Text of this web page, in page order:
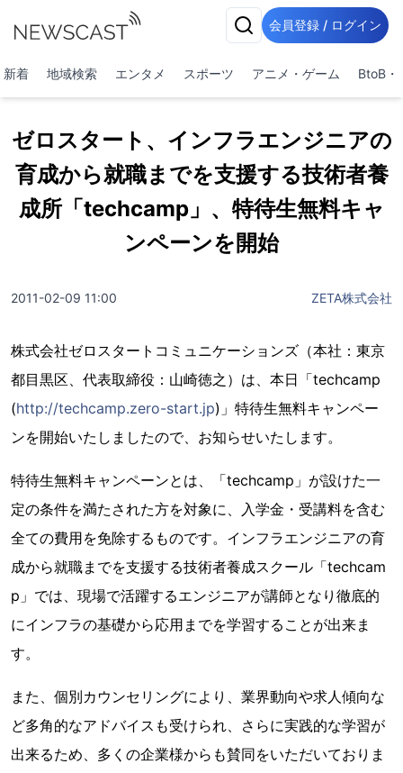
会員登録 / ログイン
新着 地域検索 エンタメ スポーツ アニメ・ゲーム BtoB・
ゼロスタート、インフラエンジニアの
育成から就職までを支援する技術者養
成所「techcamp」、特待生無料キャ
ンペーンを開始
2011-02-09 11:00 ZETA株式会社
株式会社ゼロスタートコミュニケーションズ（本社：東京
都目黒区、代表取締役：山崎徳之）は、本日「techcamp
(http://techcamp.zero-start.jp)」特待生無料キャンペー
ンを開始いたしましたので、お知らせいたします。
特待生無料キャンペーンとは、「techcamp」が設けた一
定の条件を満たされた方を対象に、入学金・受講料を含む
全ての費用を免除するものです。インフラエンジニアの育
成から就職までを支援する技術者養成スクール「techcam
p」では、現場で活躍するエンジニアが講師となり徹底的
にインフラの基礎から応用までを学習することが出来ま
す。
また、個別カウンセリングにより、業界動向や求人傾向な
ど多角的なアドバイスも受けられ、さらに実践的な学習が
出来るため、多くの企業様からも賛同をいただいておりま